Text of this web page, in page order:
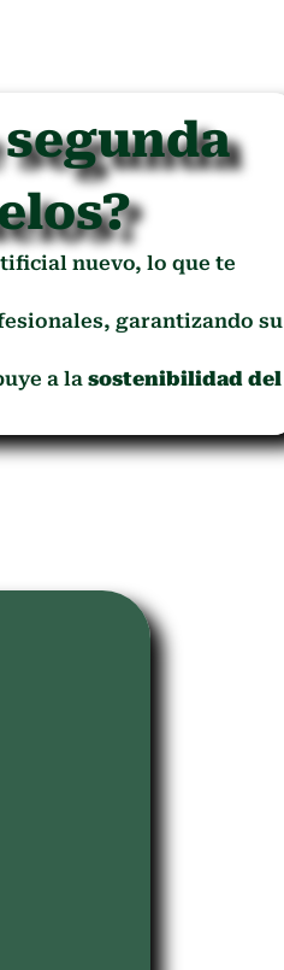
nuevo, lo que te
garantizando su
a la sostenibilidad del